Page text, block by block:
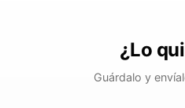
¿Lo
Guárdalo y